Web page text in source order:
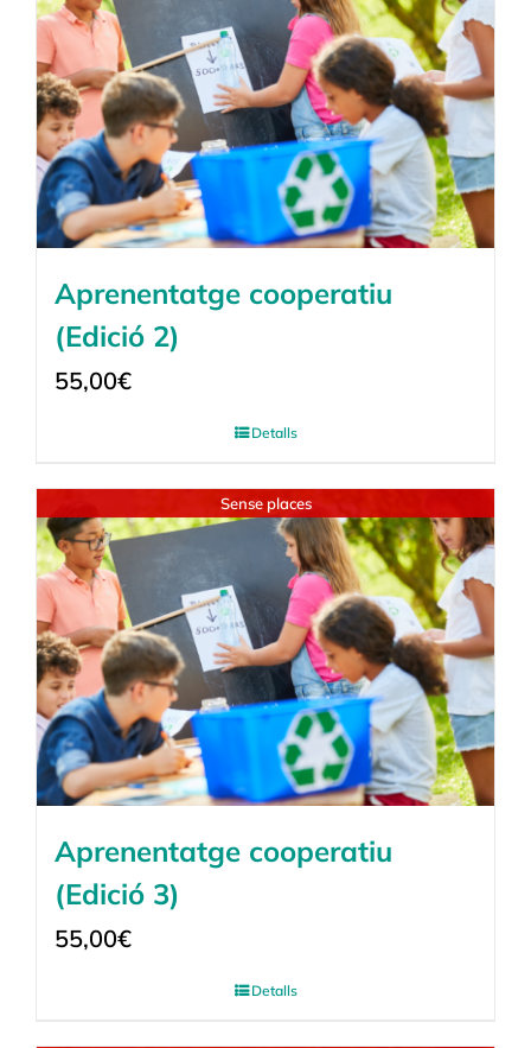
Aprenentatge cooperatiu
(Edició 2)
55,00€
Detalls
Sense places
Aprenentatge cooperatiu
(Edició 3)
55,00€
Detalls